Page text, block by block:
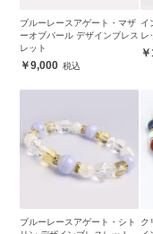
ブルーレースアゲート・マザ
ーオブパール デザインブレス
レット
9,000
イ
レ
ブルーレースアゲート・シト
ク